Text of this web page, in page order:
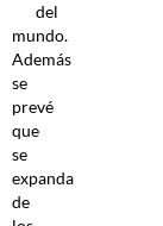
del
mundo.
Además
se
prevé
que
se
expanda
de